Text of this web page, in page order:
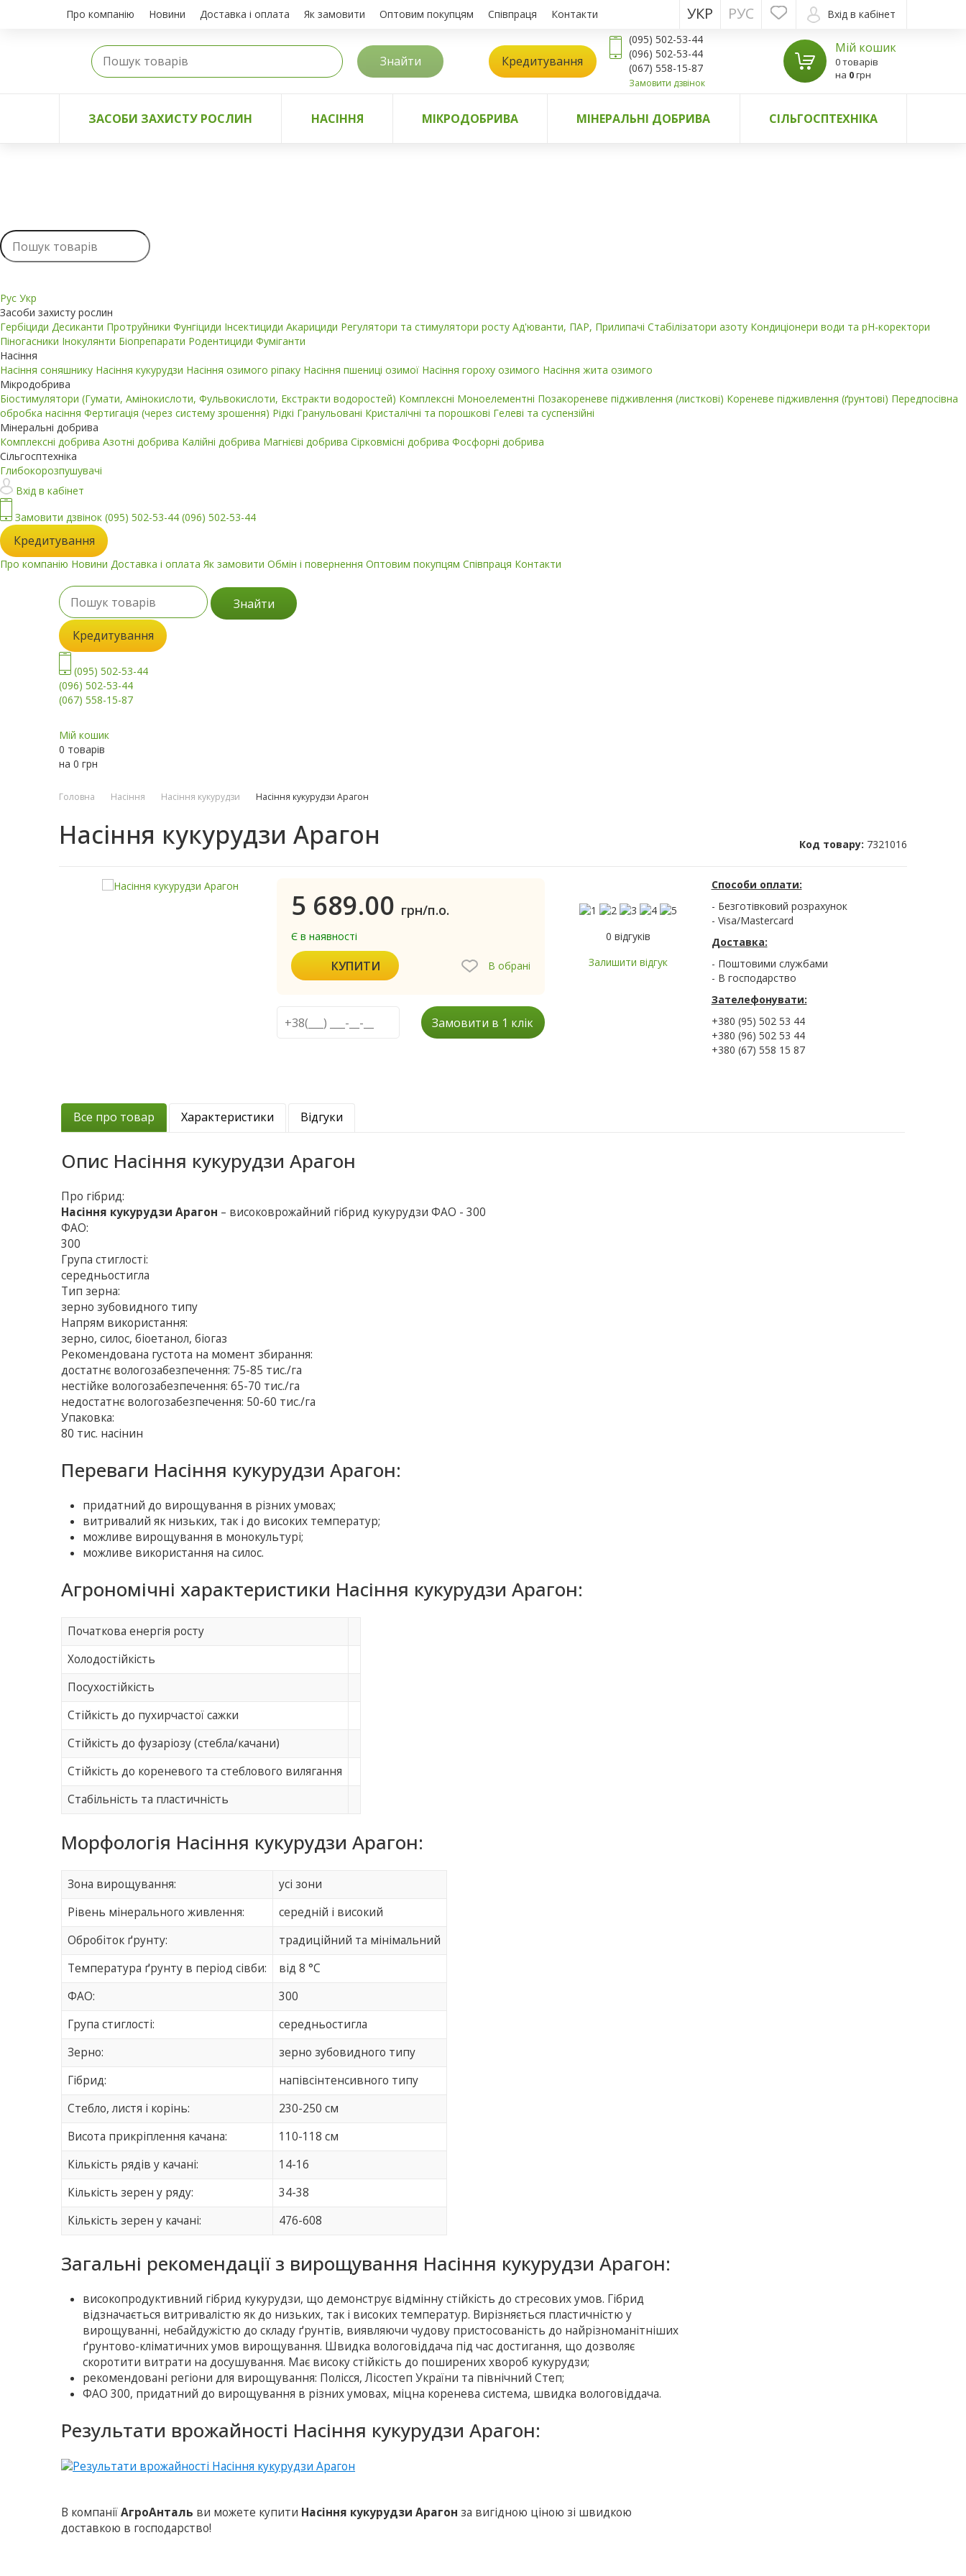
Про компанію Новини Доставка і оплата Як замовити Оптовим покупцям Співпраця Контакти Вхід в кабінет
РУС
УКР
Знайти Кредитування
(095) 502-53-44
(096) 502-53-44
(067) 558-15-87
Замовити дзвінок
Мій кошик
0 товарів
на 0грн
ЗАСОБИ ЗАХИСТУ РОСЛИН НАСІННЯ МІКРОДОБРИВА МІНЕРАЛЬНІ ДОБРИВА СІЛЬГОСПТЕХНІКА
Рус Укр
Засоби захисту рослин
Гербіциди Десиканти Протруйники Фунгіциди Інсектициди Акарициди Регулятори та стимулятори росту Ад'юванти, ПАР, Прилипачі Стабілізатори азоту Кондиціонери води та pH-коректори
Піногасники Інокулянти Біопрепарати Родентициди Фуміганти
Насіння
Насіння соняшнику Насіння кукурудзи Насіння озимого ріпаку Насіння пшениці озимої Насіння гороху озимого Насіння жита озимого
Мікродобрива
Біостимулятори (Гумати, Амінокислоти, Фульвокислоти, Екстракти водоростей) Комплексні Моноелементні Позакореневе підживлення (листкові) Кореневе підживлення (ґрунтові) Передпосівна
обробка насіння Фертигація (через систему зрошення) Рідкі Гранульовані Кристалічні та порошкові Гелеві та суспензійні
Мінеральні добрива
Комплексні добрива Азотні добрива Калійні добрива Магнієві добрива Сірковмісні добрива Фосфорні добрива
Сільгосптехніка
Глибокорозпушувачі
Вхід в кабінет
Замовити дзвінок (095) 502-53-44 (096) 502-53-44
Кредитування
Про компанію Новини Доставка і оплата Як замовити Обмін і повернення Оптовим покупцям Співпраця Контакти
Знайти
Кредитування
(095) 502-53-44
(096) 502-53-44
(067) 558-15-87
Мій кошик
0 товарів
на 0 грн
Головна Насіння Насіння кукурудзи Насіння кукурудзи Арагон
Насіння кукурудзи Арагон Код товару: 7321016
5 689.00 грн/п.о.
Є в наявності
КУПИТИ В обрані
0 відгуків
Залишити відгук
Замовити в 1 клік
Способи оплати:
- Безготівковий розрахунок
- Visa/Mastercard
Доставка:
- Поштовими службами
- В господарство
Зателефонувати:
+380 (95) 502 53 44
+380 (96) 502 53 44
+380 (67) 558 15 87
Все про товар Характеристики Відгуки
Опис Насіння кукурудзи Арагон
Про гібрид:
Насіння кукурудзи Арагон – високоврожайний гібрид кукурудзи ФАО - 300
ФАО:
300
Група стиглості:
середньостигла
Тип зерна:
зерно зубовидного типу
Напрям використання:
зерно, силос, біоетанол, біогаз
Рекомендована густота на момент збирання:
достатнє вологозабезпечення: 75-85 тис./га
нестійке вологозабезпечення: 65-70 тис./га
недостатнє вологозабезпечення: 50-60 тис./га
Упаковка:
80 тис. насінин
Переваги Насіння кукурудзи Арагон:
придатний до вирощування в різних умовах;
витривалий як низьких, так і до високих температур;
можливе вирощування в монокультурі;
можливе використання на силос.
Агрономічні характеристики Насіння кукурудзи Арагон:
Початкова енергія росту
Холодостійкість
Посухостійкість
Стійкість до пухирчастої сажки
Стійкість до фузаріозу (стебла/качани)
Стійкість до кореневого та стеблового вилягання
Стабільність та пластичність
Морфологія Насіння кукурудзи Арагон:
Зона вирощування:
усі зони
Рівень мінерального живлення:
середній і високий
Обробіток ґрунту:
традиційний та мінімальний
Температура ґрунту в період сівби:
від 8 °C
ФАО:
300
Група стиглості:
середньостигла
Зерно:
зерно зубовидного типу
Гібрид:
напівсінтенсивного типу
Стебло, листя і корінь:
230-250 см
Висота прикріплення качана:
110-118 см
Кількість рядів у качані:
14-16
Кількість зерен у ряду:
34-38
Кількість зерен у качані:
476-608
Загальні рекомендації з вирощування Насіння кукурудзи Арагон:
високопродуктивний гібрид кукурудзи, що демонструє відмінну стійкість до стресових умов. Гібрид
відзначається витривалістю як до низьких, так і високих температур. Вирізняється пластичністю у
вирощуванні, небайдужістю до складу ґрунтів, виявляючи чудову пристосованість до найрізноманітніших
ґрунтово-кліматичних умов вирощування. Швидка вологовіддача під час достигання, що дозволяє
скоротити витрати на досушування. Має високу стійкість до поширених хвороб кукурудзи;
рекомендовані регіони для вирощування: Полісся, Лісостеп України та північний Степ;
ФАО 300, придатний до вирощування в різних умовах, міцна коренева система, швидка вологовіддача.
Результати врожайності Насіння кукурудзи Арагон:
В компаніїАгроАнталь ви можете купити Насіння кукурудзи Арагон за вигідною ціною зі швидкою
доставкою в господарство!